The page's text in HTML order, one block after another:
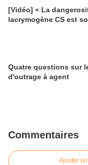
[Vidéo] « La
lacrymogène CS est
Quatre questions sur
d'outrage à agent
Commentaires
Ajouter